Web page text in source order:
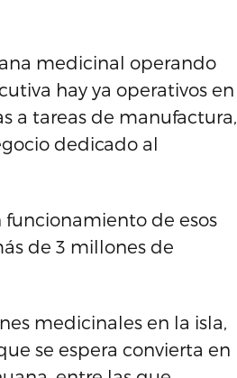
medicinal operando
hay ya operativos en
a tareas de manufactura,
dedicado al
de esos
de 3 millones de
medicinales en la isla,
se espera convierta en